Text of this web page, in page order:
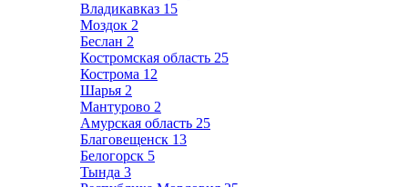
Владикавказ 15
Моздок 2
Беслан 2
Костромская область 25
Кострома 12
Шарья 2
Мантурово 2
Амурская область 25
Благовещенск 13
Белогорск 5
Тында 3